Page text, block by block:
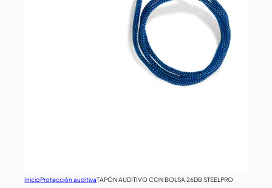
InicioProtección auditivaTAPÓN AUDITIVO CON BOLSA 26DB STEELPRO